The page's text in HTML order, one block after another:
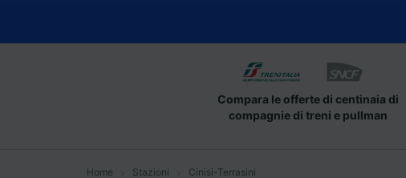
Compara le offerte di centinaia di
compagnie di treni e pullman
Home Stazioni Cinisi-Terrasini